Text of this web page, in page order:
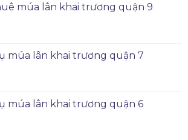
múa lân khai trương quận 9
múa lân khai trương quận 7
múa lân khai trương quận 6